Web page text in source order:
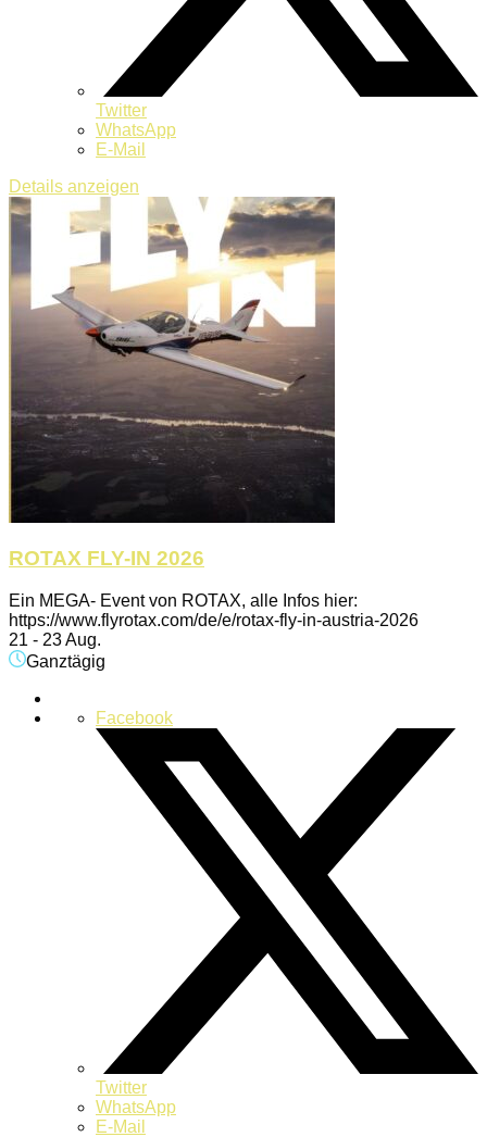
Twitter
WhatsApp
E-Mail
Details anzeigen
ROTAX FLY-IN 2026
Ein MEGA- Event von ROTAX, alle Infos hier:
https://www.flyrotax.com/de/e/rotax-fly-in-austria-2026
21 - 23 Aug.
Ganztägig
Facebook
Twitter
WhatsApp
E-Mail